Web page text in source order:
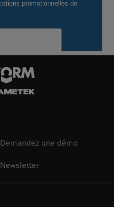
Demandez une démo
Newsletter